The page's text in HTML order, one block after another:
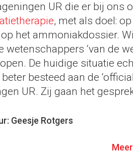
UR die er bij ons
, met als doel:
het ammoniakdossier.
‘van de
De huidige situatie
besteed aan de
UR. Zij gaan het
Geesje Rotgers